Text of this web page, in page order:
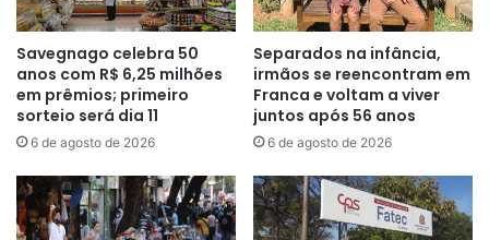
Savegnago celebra 50
anos com R$ 6,25 milhões
em prêmios; primeiro
sorteio será dia 11
6 de agosto de 2026
Separados na infância,
irmãos se reencontram em
Franca e voltam a viver
juntos após 56 anos
6 de agosto de 2026